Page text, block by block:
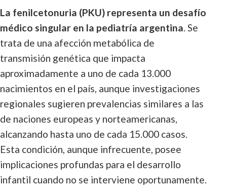
La fenilcetonuria (PKU) representa un desafío
médico singular en la pediatría argentina. Se
trata de una afección metabólica de
transmisión genética que impacta
aproximadamente a uno de cada 13.000
nacimientos en el país, aunque investigaciones
regionales sugieren prevalencias similares a las
de naciones europeas y norteamericanas,
alcanzando hasta uno de cada 15.000 casos.
Esta condición, aunque infrecuente, posee
implicaciones profundas para el desarrollo
infantil cuando no se interviene oportunamente.